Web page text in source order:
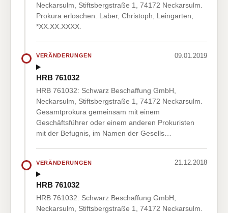
Neckarsulm, Stiftsbergstraße 1, 74172 Neckarsulm.
Prokura erloschen: Laber, Christoph, Leingarten,
*XX.XX.XXXX.
VERÄNDERUNGEN 09.01.2019
HRB 761032
HRB 761032: Schwarz Beschaffung GmbH,
Neckarsulm, Stiftsbergstraße 1, 74172 Neckarsulm.
Gesamtprokura gemeinsam mit einem
Geschäftsführer oder einem anderen Prokuristen
mit der Befugnis, im Namen der Gesells…
VERÄNDERUNGEN 21.12.2018
HRB 761032
HRB 761032: Schwarz Beschaffung GmbH,
Neckarsulm, Stiftsbergstraße 1, 74172 Neckarsulm.